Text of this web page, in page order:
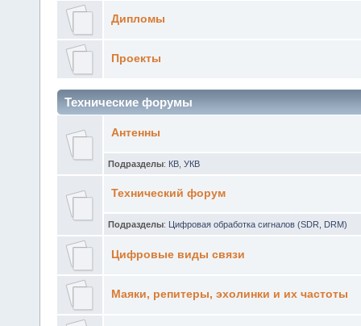
Дипломы
Проекты
Технические форумы
Антенны
Подразделы: КВ УКВ
Технический форум
Подразделы: Цифровая обработка сигналов (SDR, DRM)
Цифровые виды связи
Маяки, репитеры, эхолинки и их частоты